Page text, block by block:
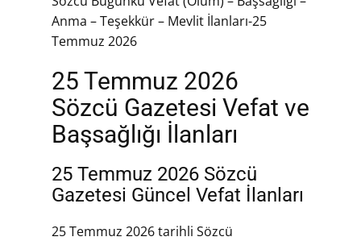
Anma – Teşekkür – Mevlit İlanları-25
Temmuz 2026
25 Temmuz 2026
Sözcü Gazetesi Vefat ve
Başsağlığı İlanları
25 Temmuz 2026 Sözcü
Gazetesi Güncel Vefat İlanları
25 Temmuz 2026 tarihli Sözcü